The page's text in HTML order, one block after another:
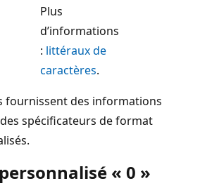
Plus
d’informations
: littéraux de
caractères.
fournissent des informations
spécificateurs de format
« 0 »